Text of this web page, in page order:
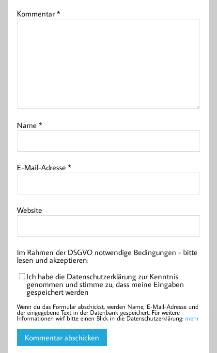
Kommentar*
Name*
E-Mail-Adresse*
Website
Im Rahmen der DSGVO notwendige Bedingungen - bitte
lesen und akzeptieren:
Ich habe die Datenschutzerklärung zur Kenntnis
genommen und stimme zu, dass meine Eingaben
gespeichert werden
Wenn du das Formular abschickst, werden Name, E-Mail-Adresse und
der eingegebene Text in der Datenbank gespeichert. Für weitere
Informationen wirf bitte einen Blick in die Datenschutzerklärung: mehr